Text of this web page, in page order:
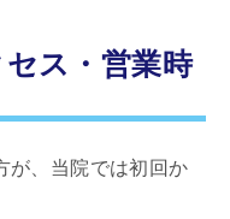
ス・営業時
が、当院では初回か